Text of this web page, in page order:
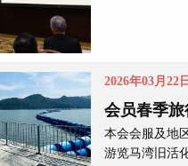
2026年03月22日
会员春季旅
本会会服及地
游览马湾旧活